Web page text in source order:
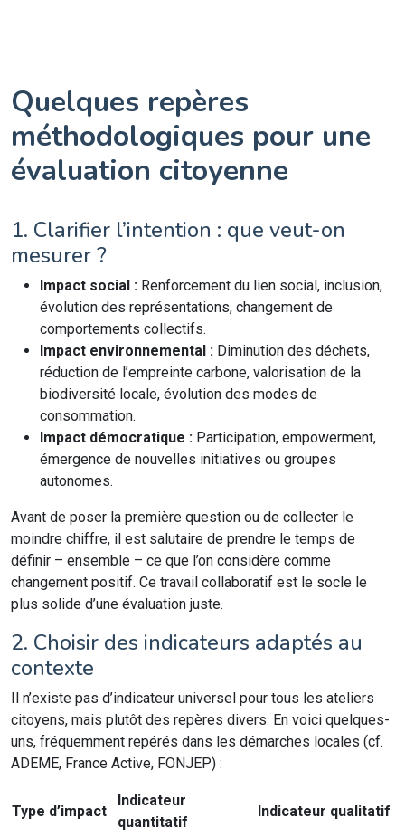
Quelques repères
méthodologiques pour une
évaluation citoyenne
1. Clarifier l’intention : que veut-on
mesurer ?
Impact social : Renforcement du lien social, inclusion,
évolution des représentations, changement de
comportements collectifs.
Impact environnemental : Diminution des déchets,
réduction de l’empreinte carbone, valorisation de la
biodiversité locale, évolution des modes de
consommation.
Impact démocratique : Participation, empowerment,
émergence de nouvelles initiatives ou groupes
autonomes.
Avant de poser la première question ou de collecter le
moindre chiffre, il est salutaire de prendre le temps de
définir – ensemble – ce que l’on considère comme
changement positif. Ce travail collaboratif est le socle le
plus solide d’une évaluation juste.
2. Choisir des indicateurs adaptés au
contexte
Il n’existe pas d’indicateur universel pour tous les ateliers
citoyens, mais plutôt des repères divers. En voici quelques-
uns, fréquemment repérés dans les démarches locales (cf.
ADEME, France Active, FONJEP) :
Type d’impact
Indicateur
quantitatif
Indicateur qualitatif